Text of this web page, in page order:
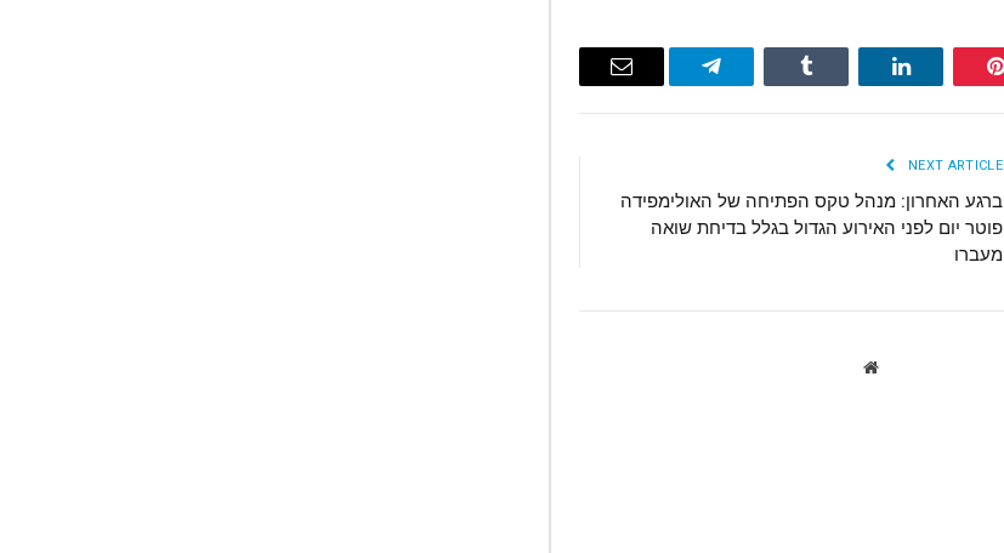
Pinterest
LinkedIn
Tumblr
Telegram
Email
NEXT ARTICLE
ברגע האחרון: מנהל טקס הפתיחה של האולימפידה
פוטר יום לפני האירוע הגדול בגלל בדיחת שואה
מעברו
Website